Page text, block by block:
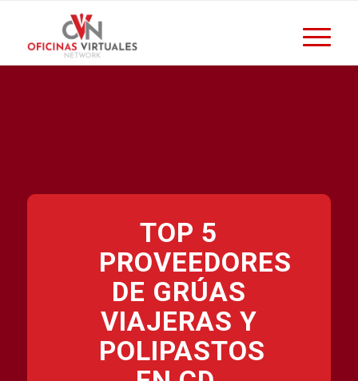
TOP 5
PROVEEDORES
DE GRÚAS
VIAJERAS Y
POLIPASTOS